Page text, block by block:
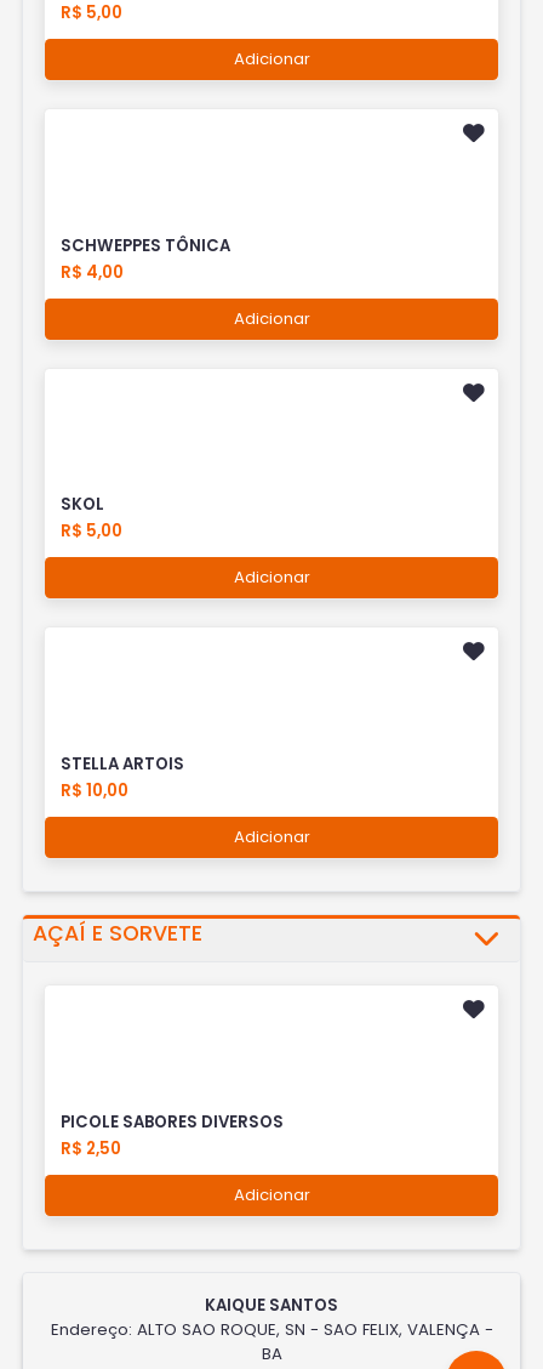
R$ 5,00
Adicionar
SCHWEPPES TÔNICA
R$ 4,00
Adicionar
SKOL
R$ 5,00
Adicionar
STELLA ARTOIS
R$ 10,00
Adicionar
AÇAÍ E SORVETE
PICOLE SABORES DIVERSOS
R$ 2,50
Adicionar
KAIQUE SANTOS
Endereço: ALTO SAO ROQUE, SN - SAO FELIX, VALENÇA -
BA